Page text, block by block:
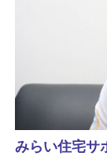
みらい住宅サ